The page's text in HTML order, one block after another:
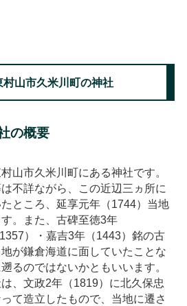
山市久米川町の神社
の概要
山市久米川町にある神社です。
不詳ながら、この近辺三ヵ所に
ところ、延享元年（1744）当地
。また、古碑至徳3年
）・嘉吉3年（1443）銘の古
が鎌倉海道に面していたことな
るのではないかともいいます。
、文政2年（1819）に北久保忠
て造立したもので、当地に遷さ